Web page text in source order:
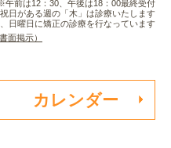
午前は12：30、午後は18：00最終受付
日がある週の「木」は診療いたします
日曜日に矯正の診療を行なっています
面掲示）
カレンダー